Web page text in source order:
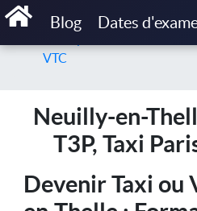
Blog Dates
Accueil
VTC
Neuilly-en-
T3P, Taxi
Devenir Taxi ou